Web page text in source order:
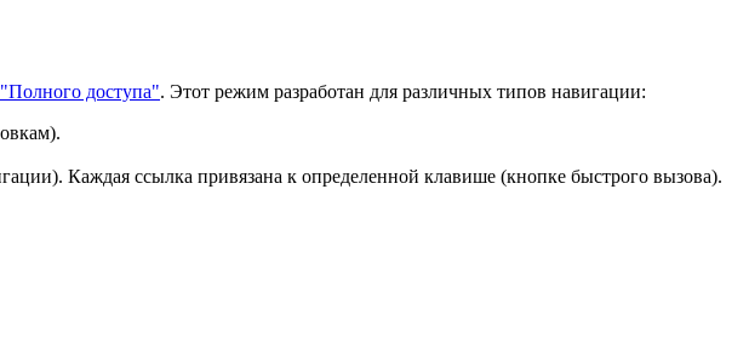
доступа". Этот режим разработан для различных типов навигации:
Каждая ссылка привязана к определенной клавише (кнопке быстрого вызова).